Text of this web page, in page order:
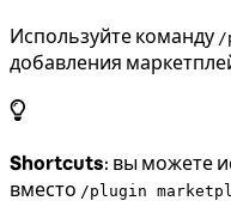
Используйте команду /
добавления
Shortcuts: вы можете
вместо /plugin